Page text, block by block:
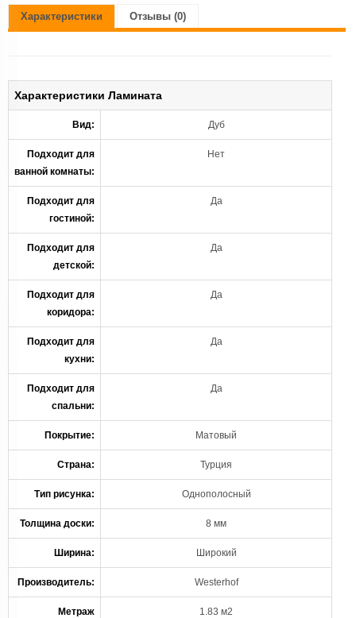
Характеристики Отзывы (0)
Характеристики Ламината
Вид: Дуб
Подходит для
ванной комнаты:
Нет
Подходит для
гостиной:
Да
Подходит для
детской:
Да
Подходит для
коридора:
Да
Подходит для
кухни:
Да
Подходит для
спальни:
Да
Покрытие: Матовый
Страна: Турция
Тип рисунка: Однополосный
Толщина доски: 8 мм
Ширина: Широкий
Производитель: Westerhof
Метраж
1.83 м2